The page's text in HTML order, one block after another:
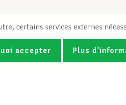
certains services externes
accepter Plus